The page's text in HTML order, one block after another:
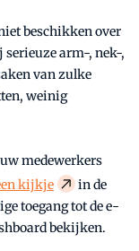
beschikken over
serieuze arm-, nek-,
van zulke
weinig
medewerkers
kijkje
in de
toegang tot de e-
bekijken.